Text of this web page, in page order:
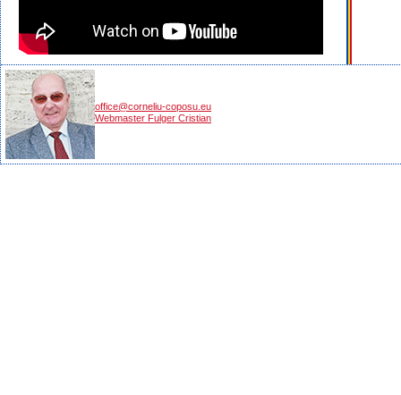
office@corneliu-coposu.eu
Webmaster Fulger Cristian